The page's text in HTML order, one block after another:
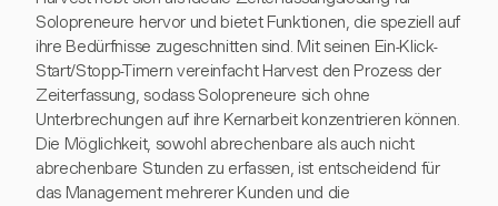
Solopreneure hervor und bietet Funktionen, die speziell auf
ihre Bedürfnisse zugeschnitten sind. Mit seinen Ein-Klick-
Start/Stopp-Timern vereinfacht Harvest den Prozess der
Zeiterfassung, sodass Solopreneure sich ohne
Unterbrechungen auf ihre Kernarbeit konzentrieren können.
Die Möglichkeit, sowohl abrechenbare als auch nicht
abrechenbare Stunden zu erfassen, ist entscheidend für
das Management mehrerer Kunden und die